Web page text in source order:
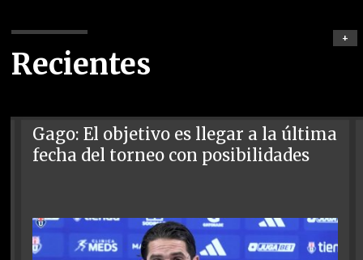
Recientes
+
Gago: El objetivo es llegar a la última
fecha del torneo con posibilidades